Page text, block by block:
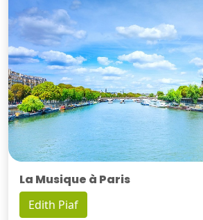
La Musique à Paris
Edith Piaf